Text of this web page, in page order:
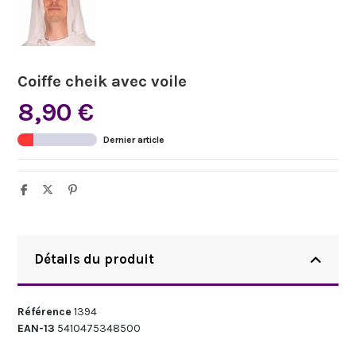
Coiffe cheik avec voile
8,90 €
Dernier article
Détails du produit
Référence 1394
EAN-13 5410475348500